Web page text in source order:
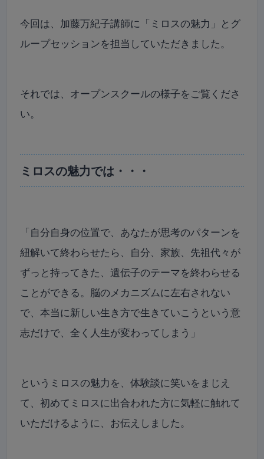
今回は、加藤万紀子講師に「ミロスの魅力」とグ
ループセッションを担当していただきました。
それでは、オープンスクールの様子をご覧くださ
い。
ミロスの魅力では・・・
「自分自身の位置で、あなたが思考のパターンを
紐解いて終わらせたら、自分、家族、先祖代々が
ずっと持ってきた、遺伝子のテーマを終わらせる
ことができる。脳のメカニズムに左右されない
で、本当に新しい生き方で生きていこうという意
志だけで、全く人生が変わってしまう」
というミロスの魅力を、体験談に笑いをまじえ
て、初めてミロスに出合われた方に気軽に触れて
いただけるように、お伝えしました。